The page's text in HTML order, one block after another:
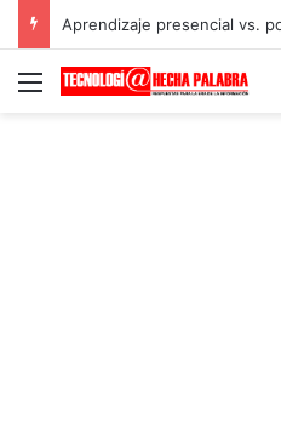
Aprendizaje presencial vs.
Menú